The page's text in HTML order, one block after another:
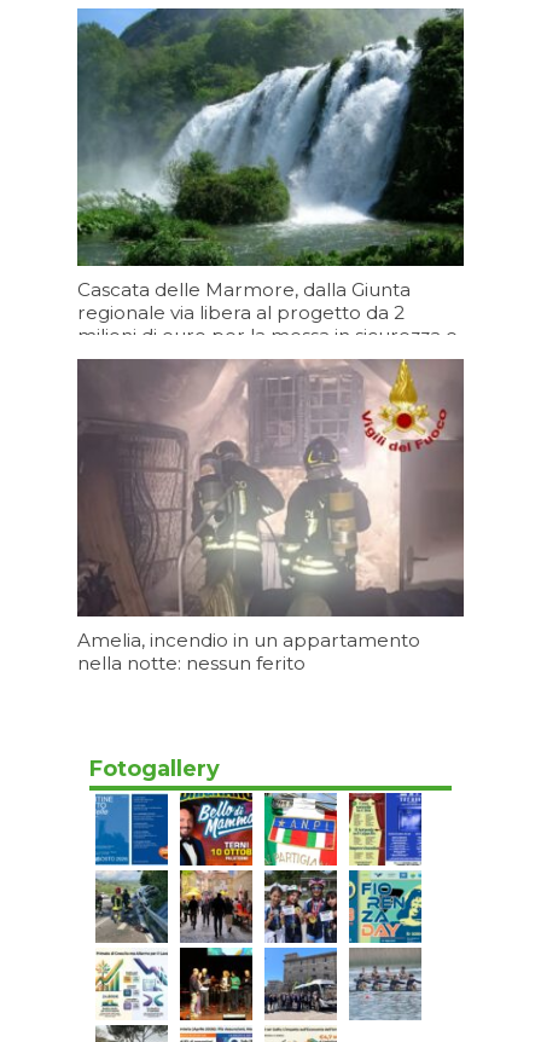
Oggi 15:20
Cascata delle Marmore, dalla Giunta
regionale via libera al progetto da 2
milioni di euro per la messa in sicurezza e
il consolidamento del salto principale
Amelia, incendio in un appartamento
nella notte: nessun ferito
Fotogallery